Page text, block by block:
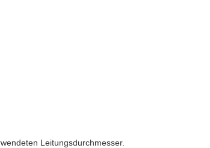
Leitungsdurchmesser.